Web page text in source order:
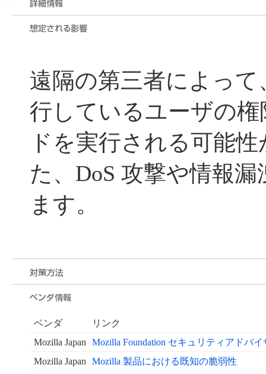
遠隔の第三者によっ
行しているユーザの
ドを実行される可能
た、DoS 攻撃や情報
ます。
ベンダ
リンク
Mozilla Japan
Mozilla Foundation セキュリティアドバイ
Mozilla Japan
Mozilla 製品における既知の脆弱性